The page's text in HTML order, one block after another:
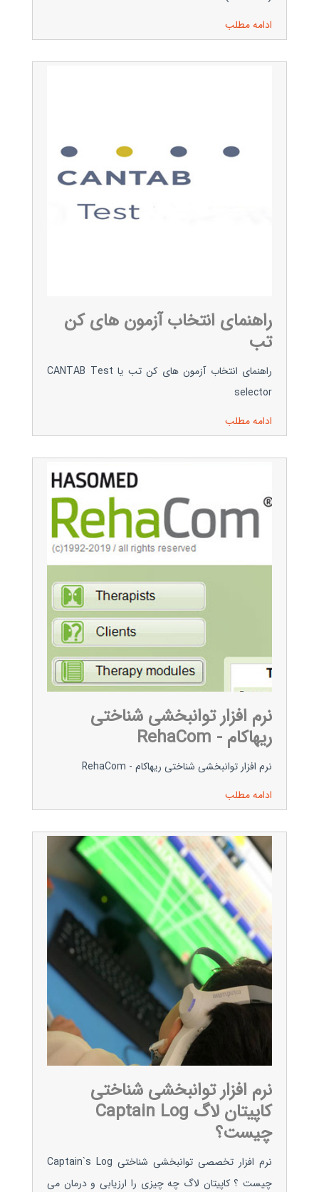
ادامه مطلب
راهنمای انتخاب آزمون های کن
تب
راهنمای انتخاب آزمون های کن تب یا CANTAB Test
selector
ادامه مطلب
نرم افزار توانبخشی شناختی
ریهاکام - RehaCom
نرم افزار توانبخشی شناختی ریهاکام - RehaCom
ادامه مطلب
نرم افزار توانبخشی شناختی
کاپیتان لاگ Captain Log
چیست؟
نرم افزار تخصصی توانبخشی شناختی Captain`s Log
چیست ؟ کاپیتان لاگ چه چیزی را ارزیابی و درمان می